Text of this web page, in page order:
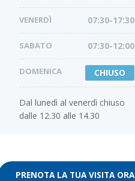
VENERDÌ 07:30-17:30
SABATO 07:30-12:00
DOMENICA CHIUSO
Dal lunedì al venerdì chiuso
dalle 12.30 alle 14.30
PRENOTA LA TUA VISITA ORA